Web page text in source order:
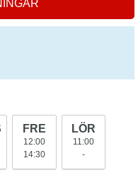
FRE
12:00
14:30
LÖR
11:00
-